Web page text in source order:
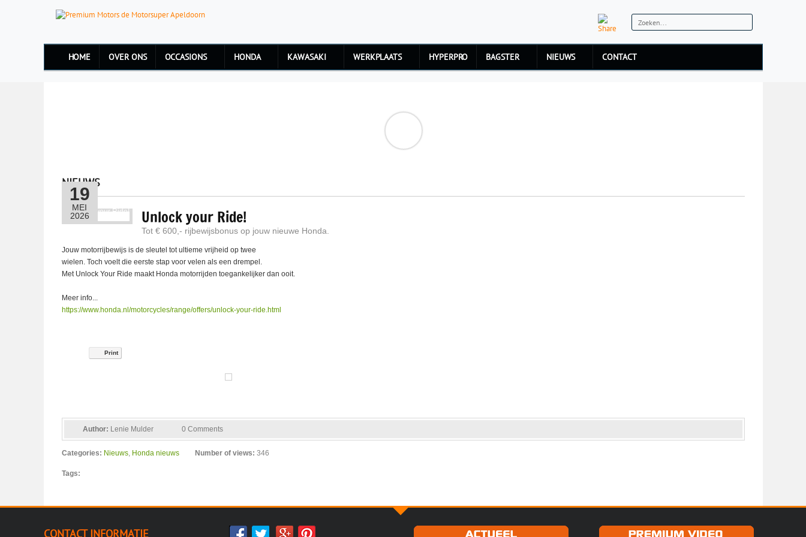
HOME OVER ONS OCCASIONS HONDA KAWASAKI WERKPLAATS HYPERPRO BAGSTER NIEUWS CONTACT
NIEUWS
19
MEI
2026
Unlock your Ride!
Tot € 600,- rijbewijsbonus op jouw nieuwe Honda.
Jouw motorrijbewijs is de sleutel tot ultieme vrijheid op twee
wielen. Toch voelt die eerste stap voor velen als een drempel.
Met Unlock Your Ride maakt Honda motorrijden toegankelijker dan ooit.
Meer info...
https://www.honda.nl/motorcycles/range/offers/unlock-your-ride.html
Print
Author: Lenie Mulder 0 Comments
Categories: Nieuws, Honda nieuws Number of views: 346
Tags:
CONTACT INFORMATIE